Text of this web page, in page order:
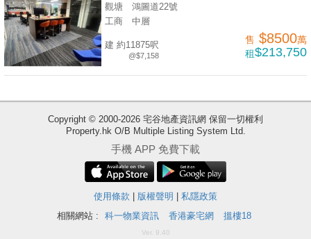
宅
谷
按
揭
觀塘 鴻圖道22號
工商
中層
建 約11875呎
@$7,158
售 $8500萬
租$213,750
Copyright © 2000-2026 宅谷地產資訊網 保留一切權利
Property.hk O/B Multiple Listing System Ltd.
手機 APP 免費下載
使用條款 版權聲明
私隱政策
相關網站 :
科一物業資訊 香港豪宅網 搵樓18
Ver. 9.40